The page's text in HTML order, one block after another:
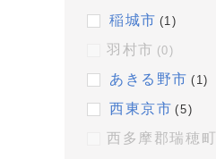
稲城市 (1)
羽村市 (0)
あきる野市 (1)
西東京市 (5)
西多摩郡瑞穂町